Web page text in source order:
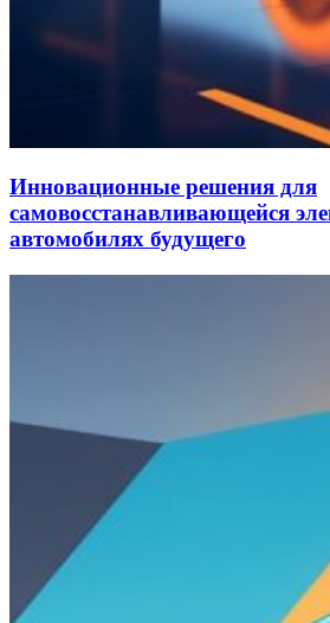
Инновационные решения для
самовосстанавливающейся
автомобилях будущего